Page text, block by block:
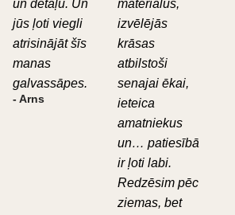
un detaļu. Un
jūs ļoti viegli
atrisinājāt šīs
manas
galvassāpes.
- Arns
materiālus,
izvēlējās
krāsas
atbilstoši
senajai ēkai,
ieteica
amatniekus
un… patiesībā
ir ļoti labi.
Redzēsim pēc
ziemas, bet